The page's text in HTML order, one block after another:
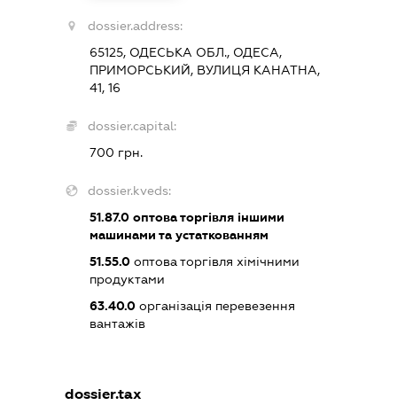
dossier.address:
65125, ОДЕСЬКА ОБЛ., ОДЕСА,
ПРИМОРСЬКИЙ, ВУЛИЦЯ КАНАТНА,
41, 16
dossier.capital:
700 грн.
dossier.kveds:
51.87.0 оптова торгівля іншими
машинами та устаткованням
51.55.0 оптова торгівля хімічними
продуктами
63.40.0 організація перевезення
вантажів
dossier.tax